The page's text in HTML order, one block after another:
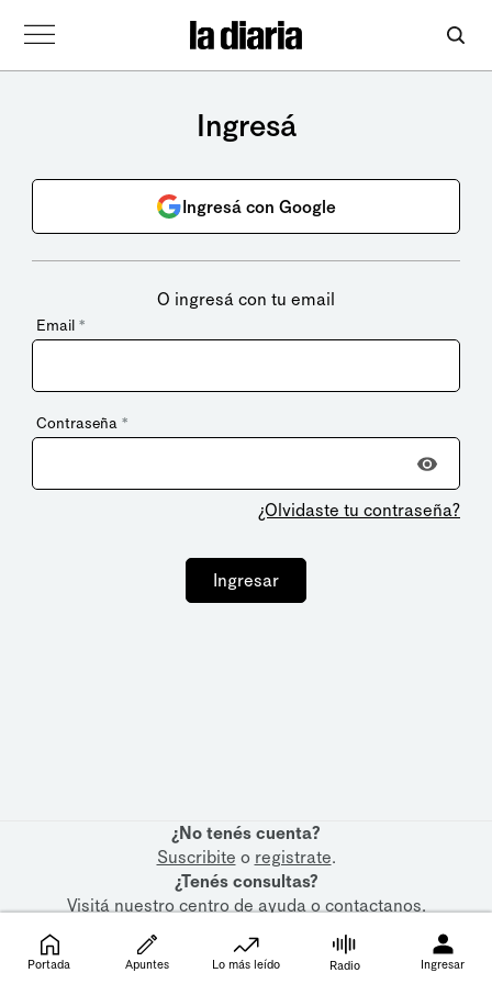
Ingresá
Ingresá con Google
O ingresá con tu email
Email *
Contraseña *
¿Olvidaste tu contraseña?
Ingresar
¿No tenés cuenta?
Suscribite o registrate.
¿Tenés consultas?
Visitá nuestrocentro de ayudaocontactanos.
Portada Apuntes Lo más leído Radio Ingresar